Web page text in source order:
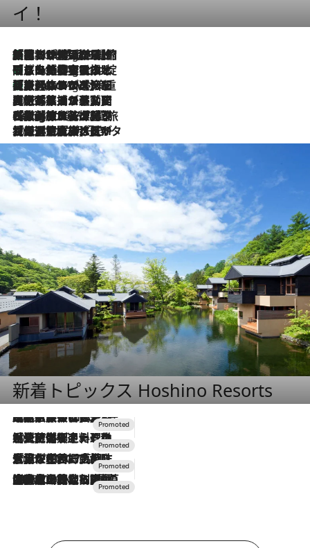
イ！
1 Hour Ago
「荷物が増えるほど旅ストレスは増す」美容ジャーナリストがたどり着いた最終結論。“化粧品を劇的に減らす”感動の凝縮美容とは
1 Hour Ago
「旅先には金髪ウィッグを持参」日本と同じメイクでは損してる!? 美容ジャーナリストが提案する“掟破りの旅美容”とは
1 Hour Ago
【厳選旅コスメ】「身軽さ＆UV対策重視！」ヘアアーティストshucoが選んだ夏旅ベストコスメを発表【Mサイズジップ】
2026.8.5
【厳選旅コスメ】国内をあちこち移動する河井菜摘が選んだ夏旅ベストコスメ発表！「リラックスアイテムはマスト」【Mサイズジップ】
2026.8.4
【厳選旅コスメ】「紫外線＆乾燥対策しながらメイク感も！」ヘア＆メイクGeorgeが選んだ夏旅ベストコスメを発表！【Mサイズジップ】
2026.8.3
【厳選旅コスメ】「保湿もタイパ重視！」“サウナ好き”タレント清水みさとが愛用する夏旅ベストコスメを発表！【Mサイズジップ】
新着トピックス Hoshino Resorts
2026.7.31
【ホテル帰省】という選択肢をOMOが提案。家族とほどよい距離を保つには「昼は実家、夜は気兼ねなくホテルで！」
2026.7.24
【夏限定ディナーコース】旬を迎える稚鮎や花ズッキーニなどをイタリア・トスカーナの郷土料理の手法で満喫！
2026.7.17
「土佐和ハーブかき氷」がOMO7高知に登場！生姜、山椒、大葉など目にも舌にも涼を呼ぶ郷土の味
2026.7.10
NEW OPEN！【界 草津】名湯の地に誕生。趣の異なる2種の温泉と上州ならではの会席・蕎麦割烹など美食を味わう究極の癒やし旅